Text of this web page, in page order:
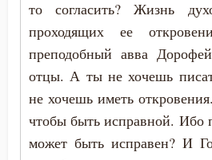
Подготовка к смерти
Познание себя
Поклон
Никифор Уединенник
Никодим Святогорец
Николай Сербский
то согласить? Жизнь
проходящих ее
преподобный авва
отцы. А ты не хочешь
не хочешь иметь
чтобы быть исправной. Ибо
может быть исправен? И